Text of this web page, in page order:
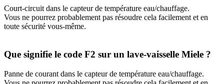
Court-circuit dans le capteur de température eau/chauffage.
Vous ne pourrez probablement pas résoudre cela facilement et en
toute sécurité vous-même.
Que signifie le code F2 sur un lave-vaisselle Miele ?
Panne de courant dans le capteur de température eau/chauffage.